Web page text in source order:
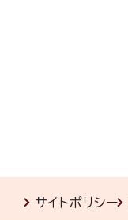
サイトポリシー